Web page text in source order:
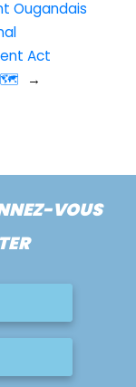
Ougandais
Act
🗺
→
VOUS